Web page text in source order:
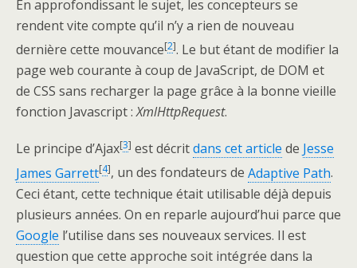
En approfondissant le sujet, les concepteurs se
rendent vite compte qu’il n’y a rien de nouveau
dernière cette mouvance[2]. Le but étant de modifier la
page web courante à coup de JavaScript, de DOM et
de CSS sans recharger la page grâce à la bonne vieille
fonction Javascript :XmlHttpRequest.
Le principe d’Ajax[3] est décritdans cet article de Jesse
James Garrett[4], un des fondateurs de Adaptive Path.
Ceci étant, cette technique était utilisable déjà depuis
plusieurs années. On en reparle aujourd’hui parce que
Google l’utilise dans ses nouveaux services. Il est
question que cette approche soit intégrée dans la